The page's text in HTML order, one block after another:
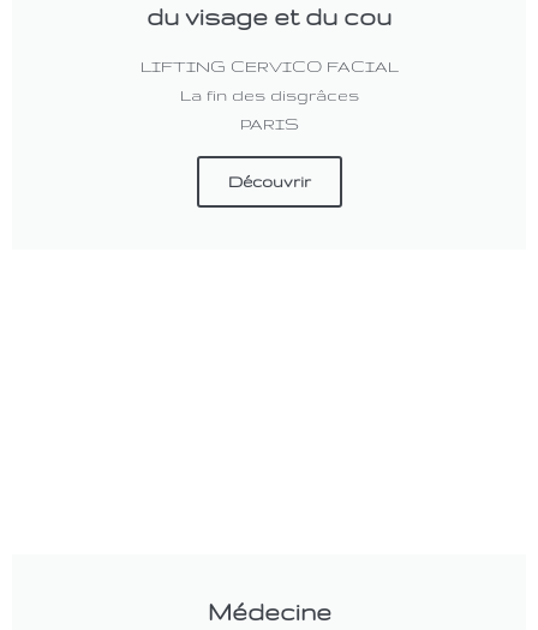
du visage et du cou
LIFTING CERVICO FACIAL
La fin des disgrâces
PARIS
Découvrir
Médecine